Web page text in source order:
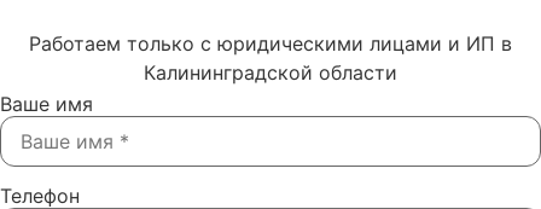
Работаем только с юридическими лицами и ИП в
Калининградской области
Ваше имя
Телефон